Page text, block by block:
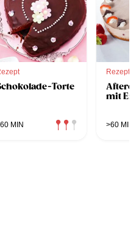
Torte
MIN
Rezept
mit
>60 MIN